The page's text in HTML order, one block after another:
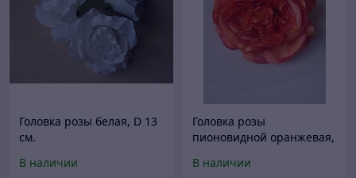
Головка розы белая, D 13
см.
В наличии
Головка розы
пионовидной оранжевая,
В наличии